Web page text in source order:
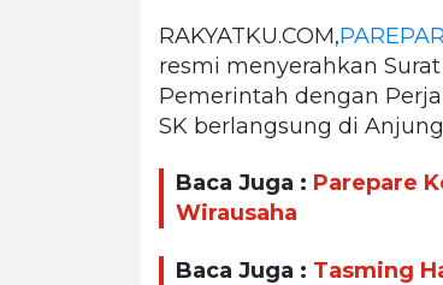
RAKYATKU.COM,
resmi menyerahkan
Pemerintah dengan
SK berlangsung di
Baca Juga : Parepare
Wirausaha
Baca Juga : Tasming